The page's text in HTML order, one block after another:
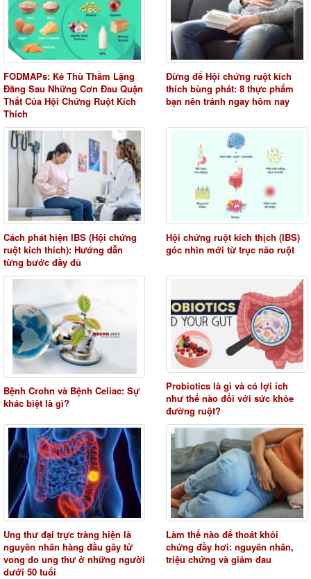
FODMAPs: Kẻ Thù Thầm Lặng
Đằng Sau Những Cơn Đau Quặn
Thắt Của Hội Chứng Ruột Kích
Thích
Đừng để Hội chứng ruột kích
thích bùng phát: 8 thực phẩm
bạn nên tránh ngay hôm nay
Cách phát hiện IBS (Hội chứng
ruột kích thích): Hướng dẫn
từng bước đầy đủ
Hội chứng ruột kích thịch (IBS)
góc nhìn mới từ trục não ruột
Bệnh Crohn và Bệnh Celiac: Sự
khác biệt là gì?
Probiotics là gì và có lợi ích
như thế nào đối với sức khỏe
đường ruột?
Ung thư đại trực tràng hiện là
nguyên nhân hàng đầu gây tử
vong do ung thư ở những người
dưới 50 tuổi
Làm thế nào để thoát khỏi
chứng đầy hơi: nguyên nhân,
triệu chứng và giảm đau